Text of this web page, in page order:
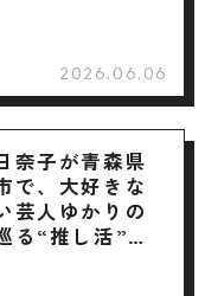
2026.06.06
奈子が青森県
で、大好きな
芸人ゆかりの
る“推し活”旅